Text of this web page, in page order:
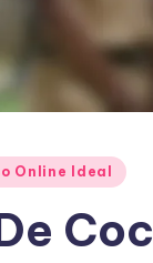
Online Ideal